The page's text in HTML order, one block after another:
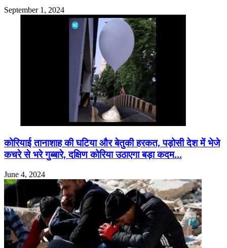
September 1, 2024
कोरियाई तानाशाह की घटिया और बेतुकी हरकत, पड़ोसी देश में भेजे
कचरे से भरे गुब्बारे, दक्षिण कोरिया उठाएगा बड़ा कदम…
June 4, 2024